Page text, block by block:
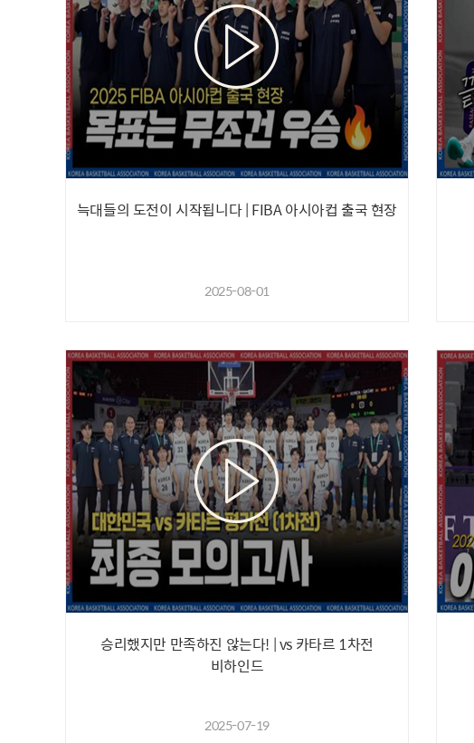
늑대들의 도전이 시작됩니다 | FIBA 아시아컵 출국 현장
2025-08-01
승리했지만 만족하진 않는다! | vs 카타르 1차전
비하인드
2025-07-19